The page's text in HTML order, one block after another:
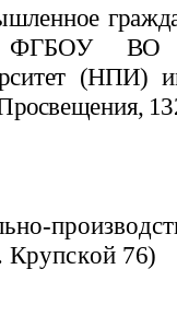
ФГБОУ   ВО
Крупской 76)